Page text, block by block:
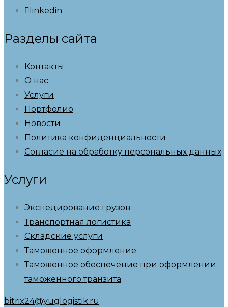
linkedin
Разделы сайта
Контакты
О нас
Услуги
Портфолио
Новости
Политика конфиденциальности
Согласие на обработку персональных данных
Услуги
Экспедирование грузов
Транспортная логистика
Складские услуги
Таможенное оформление
Таможенное обеспечение при оформлении
таможенного транзита
bitrix24@yuglogistik.ru